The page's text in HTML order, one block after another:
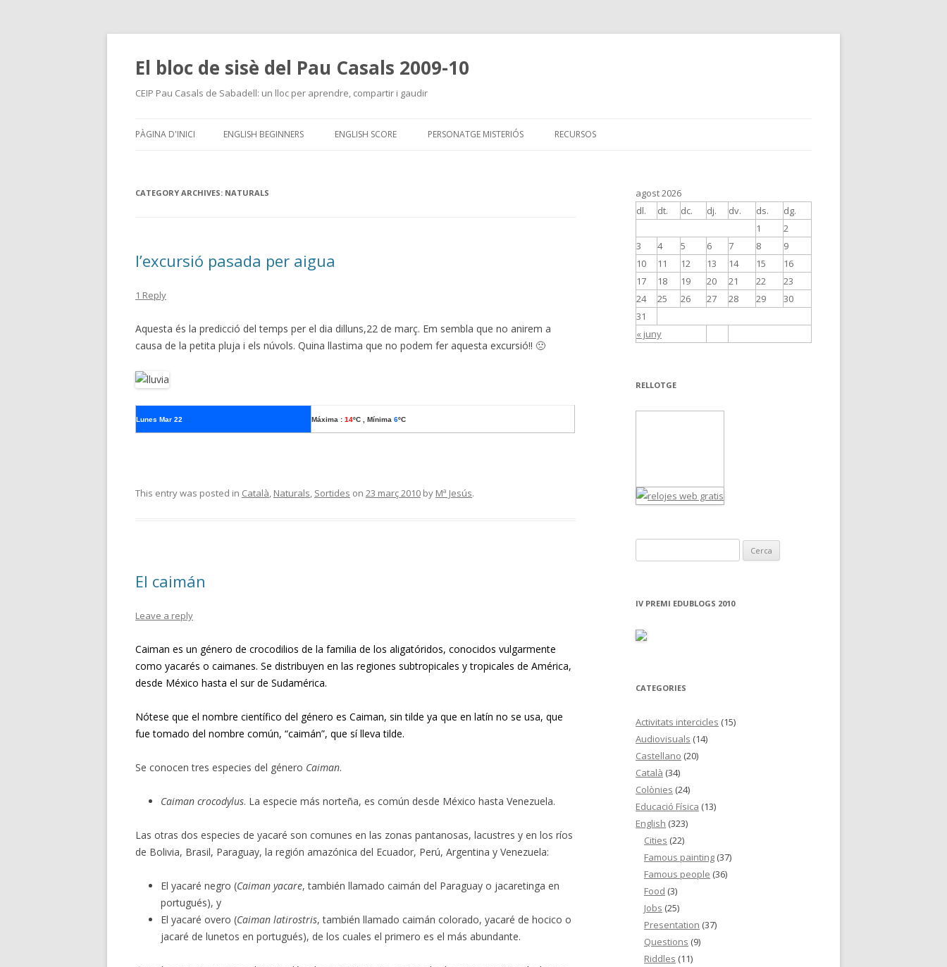
El bloc de sisè del Pau Casals 2009-10
CEIP Pau Casals de Sabadell: un lloc per aprendre, compartir i gaudir
to
PÀGINA D'INICI ENGLISH BEGINNERS ENGLISH SCORE PERSONATGE MISTERIÓS RECURSOS
CATEGORY ARCHIVES: NATURALS
l’excursió pasada per aigua
1 Reply
Aquesta és la predicció del temps per el dia dilluns,22 de març. Em sembla que no anirem a
causa de la petita pluja i els núvols. Quina llastima que no podem fer aquesta excursió!! 🙁
Lunes Mar 22 Máxima : 14ºC , Mínima 6ºC
This entry was posted in Català, Naturals, Sortides on 23 març 2010 by Mª Jesús.
El caimán
Leave a reply
Caiman es un género de crocodilios de la familia de los aligatóridos, conocidos vulgarmente
como yacarés o caimanes. Se distribuyen en las regiones subtropicales y tropicales de América,
desde México hasta el sur de Sudamérica.
Nótese que el nombre científico del género es Caiman, sin tilde ya que en latín no se usa, que
fue tomado del nombre común, “caimán”, que sí lleva tilde.
Se conocen tres especies del género Caiman.
Caiman crocodylus. La especie más norteña, es común desde México hasta Venezuela.
Las otras dos especies de yacaré son comunes en las zonas pantanosas, lacustres y en los ríos
de Bolivia, Brasil, Paraguay, la región amazónica del Ecuador, Perú, Argentina y Venezuela:
El yacaré negro (Caiman yacare, también llamado caimán del Paraguay o jacaretinga en
portugués), y
El yacaré overo (Caiman latirostris, también llamado caimán colorado, yacaré de hocico o
jacaré de lunetos en portugués), de los cuales el primero es el más abundante.
agost 2026
dl.
dt. dc. dj. dv. ds. dg.
« juny
1
2
3
4 5 6 7 8
9
10
11 12 13 14 15
16
17
18 19 20 21 22
23
24
25 26 27 28 29
30
31
RELLOTGE
e
c
:
IV PREMI EDUBLOGS 2010
CATEGORIES
Activitats intercicles (15)
Audiovisuals (14)
Castellano (20)
Català (34)
Colònies (24)
Educació Física (13)
English (323)
Cities (22)
Famous painting (37)
Famous people (36)
Food (3)
Jobs (25)
Presentation (37)
Questions (9)
Riddles (11)